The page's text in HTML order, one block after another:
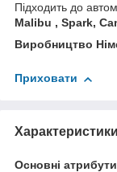
Підходить до
Malibu , Spark,
Виробництво
Приховати
Характеристики
Основні атрибути